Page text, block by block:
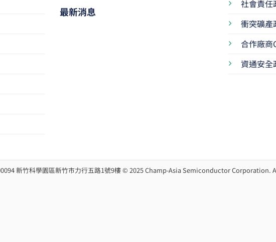
最新消息
社會責任
衝突礦產
合作廠商
資通安全
新竹科學園區新竹市力行五路1號9樓 © 2025 Champ-Asia Semiconductor Corporation.